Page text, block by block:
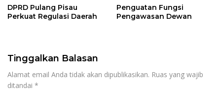
DPRD Pulang Pisau
Perkuat Regulasi Daerah
Penguatan Fungsi
Pengawasan Dewan
Tinggalkan Balasan
Alamat email Anda tidak akan dipublikasikan. Ruas yang wajib
ditandai *